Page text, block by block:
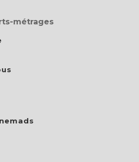
métrages